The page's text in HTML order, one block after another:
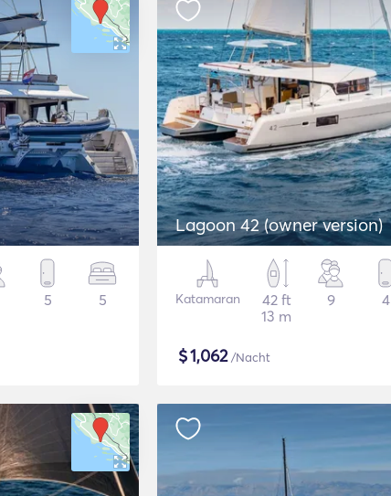
5 5
Lagoon 42 (owner version)
Katamaran
42 ft
13 m
9 4
$1,062/Nacht